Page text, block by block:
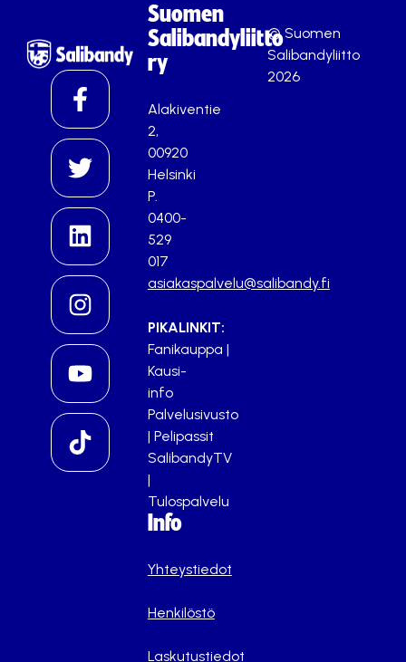
Suomen
Salibandyliitto
ry
Alakiventie
2,
00920
Helsinki
P.
0400-
529
017
asiakaspalvelu@salibandy.fi
PIKALINKIT:
Fanikauppa |
Kausi-
info
Palvelusivusto
| Pelipassit
SalibandyTV
|
Tulospalvelu
Info
Yhteystiedot
Henkilöstö
Laskutustiedot
© Suomen
Salibandyliitto
2026